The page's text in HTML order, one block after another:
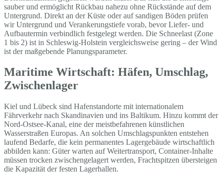
sauber und ermöglicht Rückbau nahezu ohne Rückstände auf dem
Untergrund. Direkt an der Küste oder auf sandigen Böden prüfen
wir Untergrund und Verankerungstiefe vorab, bevor Liefer- und
Aufbautermin verbindlich festgelegt werden. Die Schneelast (Zone
1 bis 2) ist in Schleswig-Holstein vergleichsweise gering – der Wind
ist der maßgebende Planungsparameter.
Maritime Wirtschaft: Häfen, Umschlag,
Zwischenlager
Kiel und Lübeck sind Hafenstandorte mit internationalem
Fährverkehr nach Skandinavien und ins Baltikum. Hinzu kommt der
Nord-Ostsee-Kanal, eine der meistbefahrenen künstlichen
Wasserstraßen Europas. An solchen Umschlagspunkten entstehen
laufend Bedarfe, die kein permanentes Lagergebäude wirtschaftlich
abbilden kann: Güter warten auf Weitertransport, Container-Inhalte
müssen trocken zwischengelagert werden, Frachtspitzen übersteigen
die Kapazität der festen Lagerhallen.